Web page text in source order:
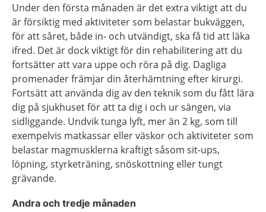
Under den första månaden är det extra viktigt att du
är försiktig med aktiviteter som belastar bukväggen,
för att såret, både in- och utvändigt, ska få tid att läka
ifred. Det är dock viktigt för din rehabilitering att du
fortsätter att vara uppe och röra på dig. Dagliga
promenader främjar din återhämtning efter kirurgi.
Fortsätt att använda dig av den teknik som du fått lära
dig på sjukhuset för att ta dig i och ur sängen, via
sidliggande. Undvik tunga lyft, mer än 2 kg, som till
exempelvis matkassar eller väskor och aktiviteter som
belastar magmusklerna kraftigt såsom sit-ups,
löpning, styrketräning, snöskottning eller tungt
grävande.
Andra och tredje månaden